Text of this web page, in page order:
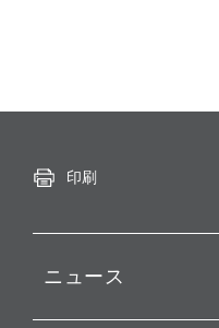
印刷
ニュース